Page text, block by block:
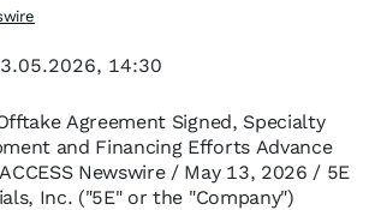
Agreement Signed, Specialty
and Financing Efforts Advance
Newswire / May 13, 2026 / 5E
Inc. ("5E" or the "Company")
14:30